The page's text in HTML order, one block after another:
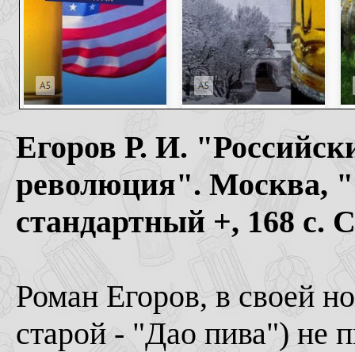
Егоров Р. И.
революция". Москва,
стандартный +, 168
Роман Егоров, в своей
старой - "Дао пива") не